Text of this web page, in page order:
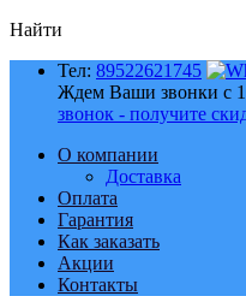
Найти
Тел: 89522621745
Ждем Ваши звонки с
звонок - получите
О компании
Доставка
Оплата
Гарантия
Как заказать
Акции
Контакты